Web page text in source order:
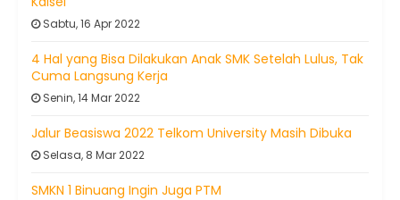
Sabtu, 16 Apr 2022
4 Hal yang Bisa Dilakukan Anak SMK Setelah Lulus, Tak
Cuma Langsung Kerja
Senin, 14 Mar 2022
Jalur Beasiswa 2022 Telkom University Masih Dibuka
Selasa, 8 Mar 2022
SMKN 1 Binuang Ingin Juga PTM